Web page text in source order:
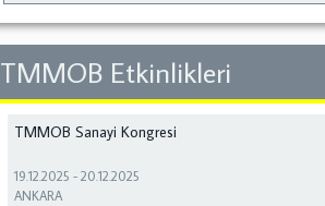
TMMOB Etkinlikleri
TMMOB Sanayi Kongresi
19.12.2025 -20.12.2025
ANKARA